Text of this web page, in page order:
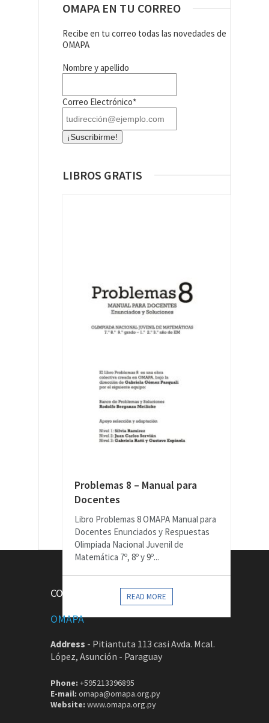
OMAPA EN TU CORREO
Recibe en tu correo todas las novedades de
OMAPA
Nombre y apellido
Correo Electrónico*
LIBROS GRATIS
Problemas 8 – Manual para
Docentes
Libro Problemas 8 OMAPA Manual para
Docentes Enunciados y Respuestas
Olimpiada Nacional Juvenil de
Matemática 7º, 8º y 9º...
READ MORE
CONTACTOS
OMAPA
Address - Pitiantuta 113 casi Avda. Mcal.
López, Asunción - Paraguay
Phone: +595213396895
E-mail: omapa@omapa.org.py
Website: www.omapa.org.py